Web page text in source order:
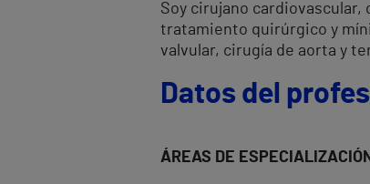
Soy cirujano cardiovascular,
tratamiento quirúrgico y
valvular, cirugía de aorta y
Datos del
ÁREAS DE